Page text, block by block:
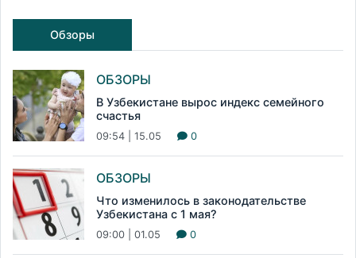
Обзоры
ОБЗОРЫ
В Узбекистане вырос индекс семейного
счастья
09:54 | 15.05 0
ОБЗОРЫ
Что изменилось в законодательстве
Узбекистана с 1 мая?
09:00 | 01.05 0